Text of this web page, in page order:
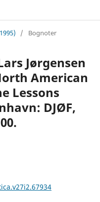
/ Bognoter
Jørgensen
American
Lessons
DJØF,